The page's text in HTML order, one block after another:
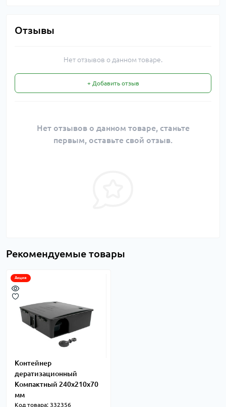
Отзывы
Нет отзывов о данном товаре.
+ Добавить отзыв
Нет отзывов о данном товаре, станьте
первым, оставьте свой отзыв.
Рекомендуемые товары
Акция
Контейнер
дератизационный
Компактный 240х210х70
мм
Код товара: 332356